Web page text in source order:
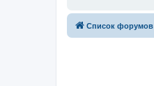
Список форумов